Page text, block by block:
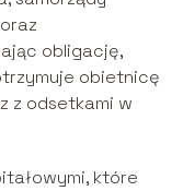
obligację,
obietnicę
z odsetkami w
które